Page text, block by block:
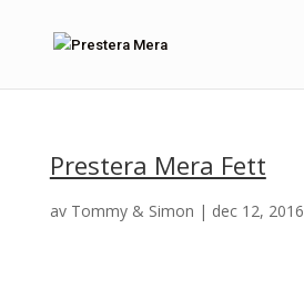
Prestera Mera Fett
av Tommy & Simon | dec 12, 2016